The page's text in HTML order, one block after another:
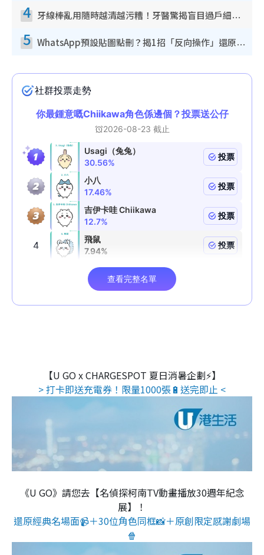
4 牙線棒亂用隨時越清越污糟！牙醫驚揭盲目過戶細菌恐致蛀牙：呢種先係日常真保養
5 WhatsApp預設貼圖點刪？揭1招「反向操作」還原簡潔介面 附3步實測教學
【U GO x CHARGESPOT 夏日消暑企劃⚡】
> 打卡即送充電券！限量1000張🔋送完即止 <
《U GO》請您去【名偵探柯南TV動畫播放30週年紀念
展】！
還原經典名場面📹＋30位角色同框📸＋原創限定感謝劇場
🍿